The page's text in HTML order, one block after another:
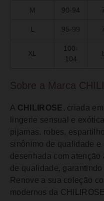
M 90-94
95-99
XL
100-
104
Sobre a Marca
A CHILIROSE , criada
lingerie sensual e
pijamas, robes,
sinônimo de qualidade e
desenhada com
de qualidade,
Renove a sua coleção
modernos da